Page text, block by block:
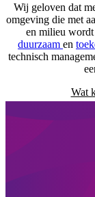
Wij geloven dat
omgeving die met
en milieu
duurzaam en
technisch
Wat